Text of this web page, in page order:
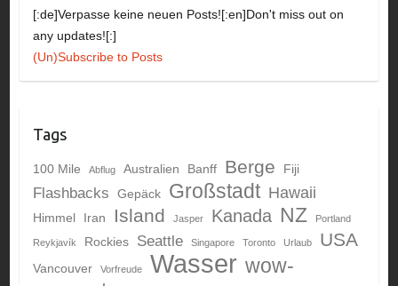
[:de]Verpasse keine neuen Posts![:en]Don't miss out on
any updates![:]
(Un)Subscribe to Posts
Tags
100 Mile Abflug Australien Banff Berge Fiji
Flashbacks Gepäck Großstadt Hawaii
Himmel Iran Island Jasper Kanada NZ Portland
Reykjavík Rockies Seattle Singapore Toronto Urlaub USA
Vancouver Vorfreude Wasser wow-